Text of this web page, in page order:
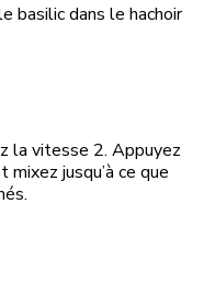
basilic dans le hachoir
la vitesse 2. Appuyez
jusqu’à ce que